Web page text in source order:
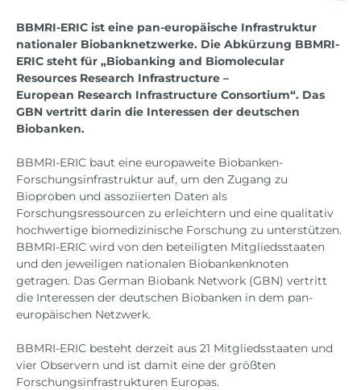
BBMRI-ERIC ist eine pan-europäische Infrastruktur
nationaler Biobanknetzwerke. Die Abkürzung BBMRI-
ERIC steht für „Biobanking and Biomolecular
Resources Research Infrastructure –
European Research Infrastructure Consortium“. Das
GBN vertritt darin die Interessen der deutschen
Biobanken.
BBMRI-ERIC baut eine europaweite Biobanken-
Forschungsinfrastruktur auf, um den Zugang zu
Bioproben und assoziierten Daten als
Forschungsressourcen zu erleichtern und eine qualitativ
hochwertige biomedizinische Forschung zu unterstützen.
BBMRI-ERIC wird von den beteiligten Mitgliedsstaaten
und den jeweiligen nationalen Biobankenknoten
getragen. Das German Biobank Network (GBN) vertritt
die Interessen der deutschen Biobanken in dem pan-
europäischen Netzwerk.
BBMRI-ERIC besteht derzeit aus 21 Mitgliedsstaaten und
vier Observern und ist damit eine der größten
Forschungsinfrastrukturen Europas.